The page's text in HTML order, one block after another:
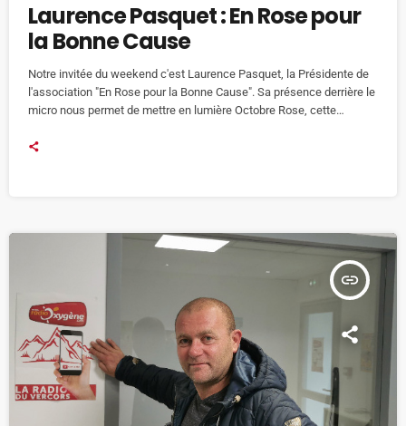
Laurence Pasquet : En Rose pour
la Bonne Cause
Notre invitée du weekend c'est Laurence Pasquet, la Présidente de
l'association "En Rose pour la Bonne Cause". Sa présence derrière le
micro nous permet de mettre en lumière Octobre Rose, cette
des fonds pour la lutte contre le cancer du sein. SAMEDI : Elle nous
insert_link